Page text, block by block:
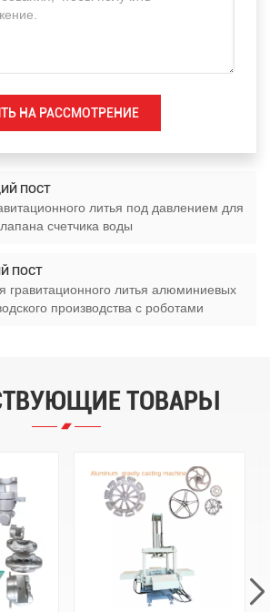
НА РАССМОТРЕНИЕ
ПОСТ
литья под давлением для
счетчика воды
ПОСТ
гравитационного литья алюминиевых
производства с роботами
ТОВАРЫ